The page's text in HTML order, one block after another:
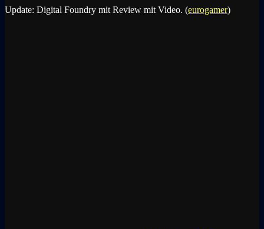
Update: Digital Foundry mit Review mit Video. (eurogamer)